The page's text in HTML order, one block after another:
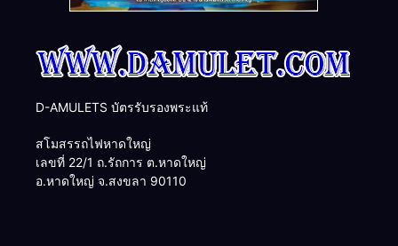
D-AMULETS บัตรรับรองพระแท้
สโมสรรถไฟหาดใหญ่
เลขที่ 22/1 ถ.รัถการ ต.หาดใหญ่
อ.หาดใหญ่ จ.สงขลา 90110